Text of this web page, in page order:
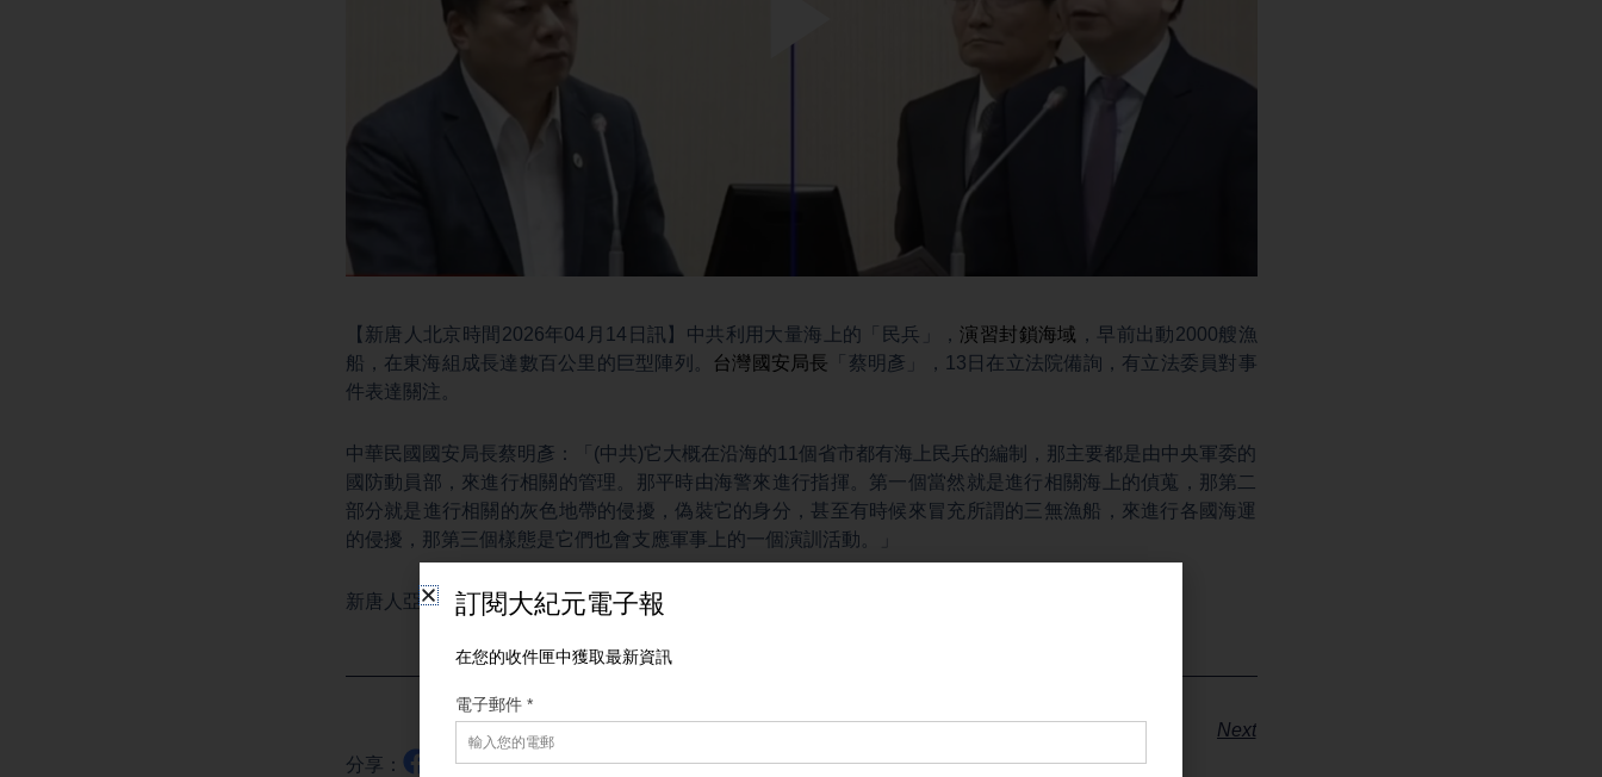
【新唐人北京時間2026年04月14日訊】中共利用大量海上的「民兵」，演習封鎖海域 ，早前出動2000艘漁
船，在東海組成長達數百公里的巨型陣列。
台灣國安局長 「蔡明彥」，13日在立法院備詢，有立法委員對事
件表達關注。
中華民國國安局長蔡明彥：「(中共)它大概在沿海的11個省市都有海上民兵的編制，那主要都是由中央軍委的
國防動員部，來進行相關的管理。那平時由海警來進行指揮。第一個當然就是進行相關海上的偵蒐，那第二
部分就是進行相關的灰色地帶的侵擾，偽裝它的身分，甚至有時候來冒充所謂的三無漁船，來進行各國海運
的侵擾，那第三個樣態是它們也會支應軍事上的一個演訓活動。」
新唐人亞太電視台灣台北報導
Next
分享：